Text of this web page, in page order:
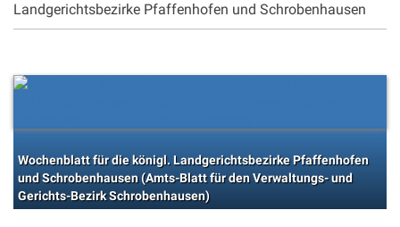
Landgerichtsbezirke Pfaffenhofen und Schrobenhausen
Wochenblatt für die königl. Landgerichtsbezirke Pfaffenhofen
und Schrobenhausen (Amts-Blatt für den Verwaltungs- und
Gerichts-Bezirk Schrobenhausen)